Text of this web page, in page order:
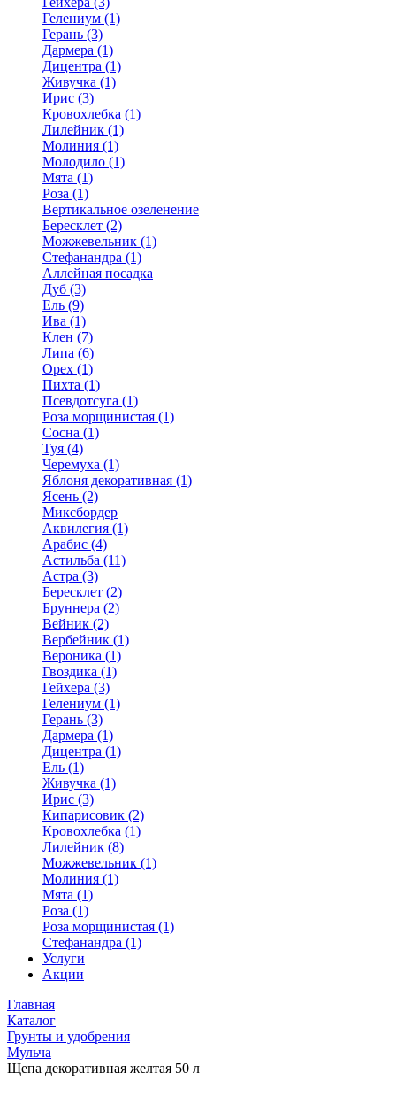
Гелениум (1)
Герань (3)
Дармера (1)
Дицентра (1)
Живучка (1)
Ирис (3)
Кровохлебка (1)
Лилейник (1)
Молиния (1)
Молодило (1)
Мята (1)
Роза (1)
Вертикальное озеленение
Бересклет (2)
Можжевельник (1)
Стефанандра (1)
Аллейная посадка
Дуб (3)
Ель (9)
Ива (1)
Клен (7)
Липа (6)
Орех (1)
Пихта (1)
Псевдотсуга (1)
Роза морщинистая (1)
Сосна (1)
Туя (4)
Черемуха (1)
Яблоня декоративная (1)
Ясень (2)
Миксбордер
Аквилегия (1)
Арабис (4)
Астильба (11)
Астра (3)
Бересклет (2)
Бруннера (2)
Вейник (2)
Вербейник (1)
Вероника (1)
Гвоздика (1)
Гейхера (3)
Гелениум (1)
Герань (3)
Дармера (1)
Дицентра (1)
Ель (1)
Живучка (1)
Ирис (3)
Кипарисовик (2)
Кровохлебка (1)
Лилейник (8)
Можжевельник (1)
Молиния (1)
Мята (1)
Роза (1)
Роза морщинистая (1)
Стефанандра (1)
Услуги
Акции
Главная
Каталог
Грунты и удобрения
Мульча
Щепа декоративная желтая 50 л